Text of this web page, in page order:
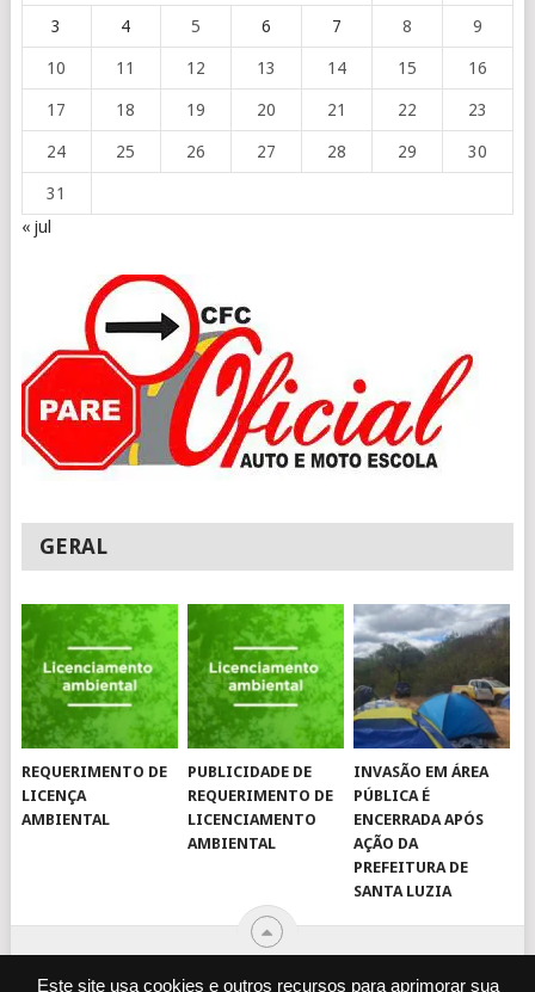
Este site usa cookies e outros recursos para aprimorar sua
3 4 5 6 7 8 9
10 11 12 13 14 15 16
17 18 19 20 21 22 23
24 25 26 27 28 29 30
31
« jul
GERAL
REQUERIMENTO DE
LICENÇA
AMBIENTAL
PUBLICIDADE DE
REQUERIMENTO DE
LICENCIAMENTO
AMBIENTAL
INVASÃO EM ÁREA
PÚBLICA É
ENCERRADA APÓS
AÇÃO DA
PREFEITURA DE
SANTA LUZIA